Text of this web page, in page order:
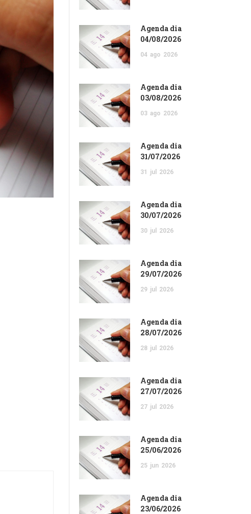
Agenda dia
04/08/2026
04 ago 2026
Agenda dia
03/08/2026
03 ago 2026
Agenda dia
31/07/2026
31 jul 2026
Agenda dia
30/07/2026
30 jul 2026
Agenda dia
29/07/2026
29 jul 2026
Agenda dia
28/07/2026
28 jul 2026
Agenda dia
27/07/2026
27 jul 2026
Agenda dia
25/06/2026
25 jun 2026
Agenda dia
23/06/2026